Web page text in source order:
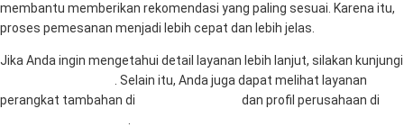
membantu memberikan rekomendasi yang paling sesuai. Karena itu,
proses pemesanan menjadi lebih cepat dan lebih jelas.
Jika Anda ingin mengetahui detail layanan lebih lanjut, silakan kunjungi
. Selain itu, Anda juga dapat melihat layanan
perangkat tambahan di
dan profil perusahaan di